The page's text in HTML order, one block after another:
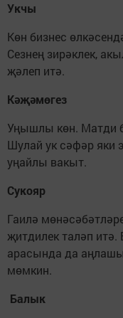
Укчы
Көн бизнес
Сезнең зирәклек,
җәлеп итә.
Кәҗәмөгез
Уңышлы көн. Матди
Шулай ук сәфәр яки
уңайлы вакыт.
Сукояр
Гаилә
җитдилек таләп
арасында да
мөмкин.
Балык